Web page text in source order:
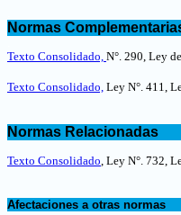
Normas
Texto Consolidado, N°. 290, Ley
Texto Consolidado, Ley N°. 411,
Normas Relacionadas
Texto Consolidado, Ley N°. 732,
Afectaciones a otras normas